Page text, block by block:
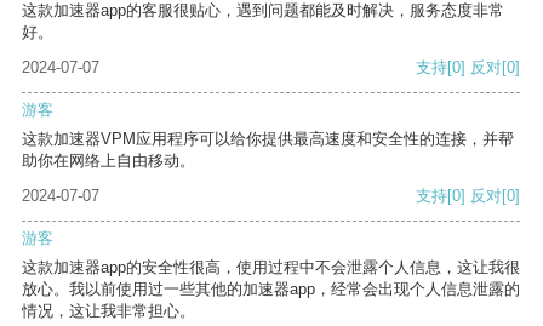
这款加速器app的客服很贴心，遇到问题都能及时解决，服务态度非常
好。
2024-07-07
支持[0] 反对[0]
游客
这款加速器VPM应用程序可以给你提供最高速度和安全性的连接，并帮
助你在网络上自由移动。
2024-07-07
支持[0] 反对[0]
游客
这款加速器app的安全性很高，使用过程中不会泄露个人信息，这让我很
放心。我以前使用过一些其他的加速器app，经常会出现个人信息泄露的
情况，这让我非常担心。